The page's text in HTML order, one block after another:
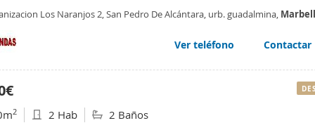
Los Naranjos 2, San Pedro De Alcántara, urb. guadalmina,
Ver teléfono Contactar
2 2 Hab 2 Baños